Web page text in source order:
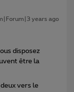
years ago
disposez
être la
vers le